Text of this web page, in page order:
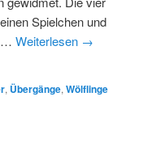
Spielchen und
… Weiterlesen →
, Übergänge, Wölflinge